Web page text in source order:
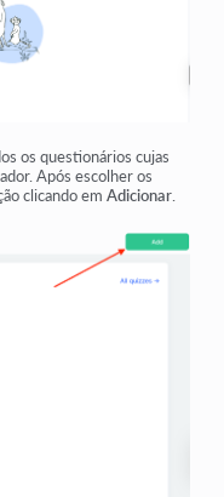
os questionários cujas
Após escolher os
clicando em Adicionar.